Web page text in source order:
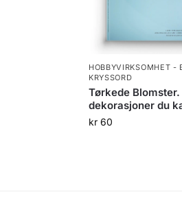
HOBBYVIRKSOMHET -
KRYSSORD
Tørkede
dekorasjoner du
kr60